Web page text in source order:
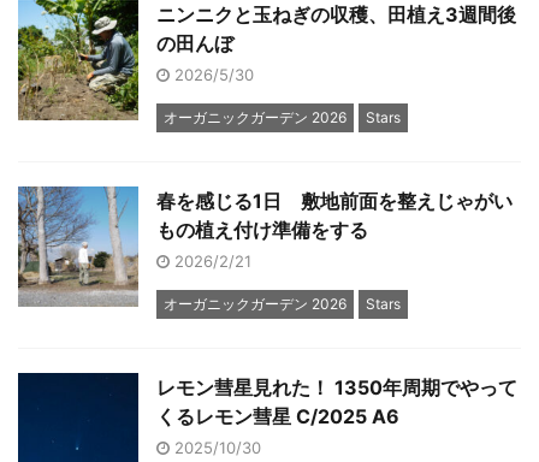
ニンニクと玉ねぎの収穫、田植え3週間後
の田んぼ
2026/5/30
オーガニックガーデン 2026 Stars
春を感じる1日 敷地前面を整えじゃがい
もの植え付け準備をする
2026/2/21
オーガニックガーデン 2026 Stars
レモン彗星見れた！ 1350年周期でやって
くるレモン彗星 C/2025 A6
2025/10/30